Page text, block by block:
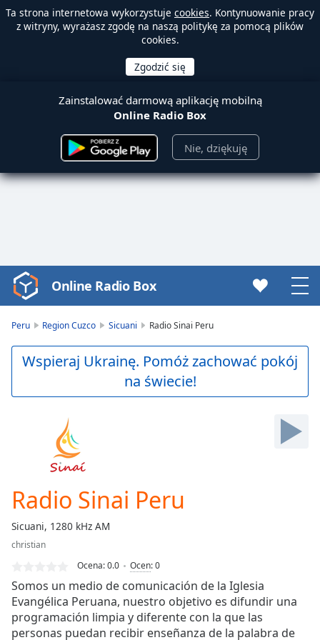
Ta strona internetowa wykorzystuje cookies. Kontynuowanie pracy
z witryny, wyrażasz zgodę na naszą politykę za pomocą plików
cookies.
Zainstalować darmową aplikację mobilną
Online Radio Box
Nie, dziękuję
Video
Player
Play
Video
Skip
Loaded:
0.00%
Type
Seek to
live,
currently
behind
Online Radio Box
Peru Region Cuzco Sicuani Radio Sinai Peru
Wspieraj Ukrainę. Pomóż zachować pokój
na świecie!
Radio Sinai Peru
Sicuani, 1280 kHz AM
christian
Ocena:0.0 Ocen:0
Somos un medio de comunicación de la Iglesia
Evangélica Peruana, nuestro objetivo es difundir una
programación limpia y diferente con la que las
personas puedan recibir enseñanza de la palabra de